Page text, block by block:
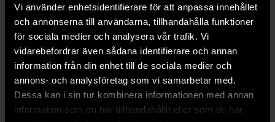
Vi använder enhetsidentifierare för att anpassa innehållet
och annonserna till användarna, tillhandahålla funktioner
för sociala medier och analysera vår trafik. Vi
vidarebefordrar även sådana identifierare och annan
information från din enhet till de sociala medier och
annons- och analysföretag som vi samarbetar med.
Dessa kan i sin tur kombinera informationen med annan
information som du har tillhandahållit eller som de har